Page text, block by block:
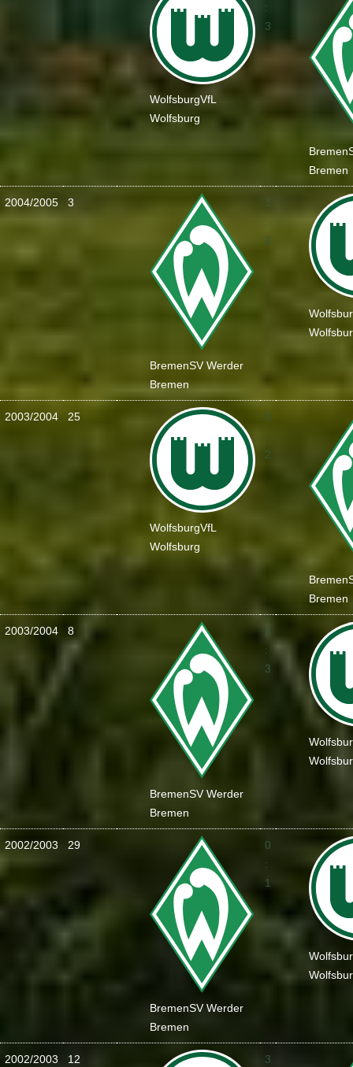
WolfsburgVfL
Wolfsburg
:
3
Bremen
Bremen
2004/2005 3
BremenSV Werder
Bremen
1
:
2
2003/2004 25
WolfsburgVfL
Wolfsburg
0
:
2
Bremen
Bremen
2003/2004 8
BremenSV Werder
Bremen
5
:
3
2002/2003 29
BremenSV Werder
Bremen
0
:
1
2002/2003 12 3